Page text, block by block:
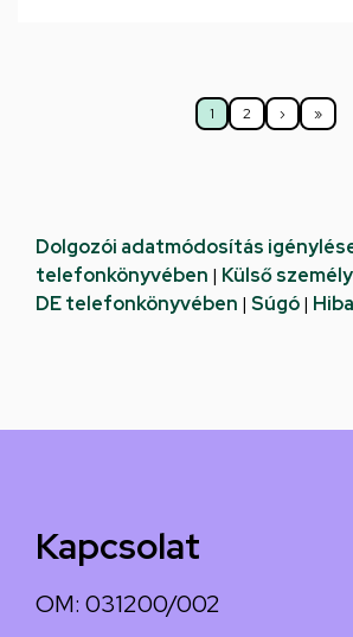
Jelenlegi
1
Oldal
2
Következő
›
Utolsó
»
Dolgozói adatmódosítás
telefonkönyvében | Külső
DE telefonkönyvében | Súgó|
Kapcsolat
OM: 031200/002